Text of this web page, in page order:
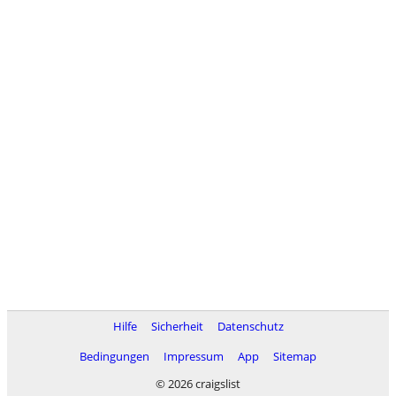
Hilfe Sicherheit
Datenschutz
Bedingungen
Impressum App
Sitemap
© 2026 craigslist